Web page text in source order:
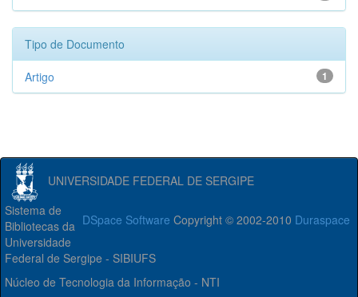
Tipo de Documento
1
Artigo
UNIVERSIDADE FEDERAL DE SERGIPE
DSpace Software Copyright © 2002-2010 Duraspace
Sistema de
Bibliotecas da
Universidade
Federal de Sergipe - SIBIUFS
Núcleo de Tecnologia da Informação - NTI